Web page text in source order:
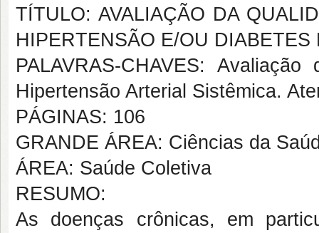
TÍTULO: AVALIAÇÃO DA
HIPERTENSÃO E/OU
PALAVRAS-CHAVES:
Hipertensão Arterial Sistêmica.
PÁGINAS: 106
GRANDE ÁREA: Ciências da
ÁREA: Saúde Coletiva
RESUMO:
As doenças crônicas, em